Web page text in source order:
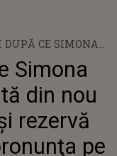
DUPĂ CE SIMONA
ACUZATĂ DIN
„ANAD ÎŞI
DE A NU SE
ACEST CAZ”
Simona
din nou
rezervă
pe